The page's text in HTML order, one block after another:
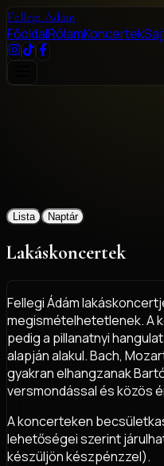
Fellegi Ádám
FőoldalRólamKoncertek
Lista Naptár
Lakáskoncertek
Fellegi Ádám
megismételhetetlenek. A
pedig a pillanatnyi
alapján alakul. Bach,
gyakran elhangzanak
versmondással és közös
A koncerteken
lehetőségei szerint
készüljön készpénzzel).